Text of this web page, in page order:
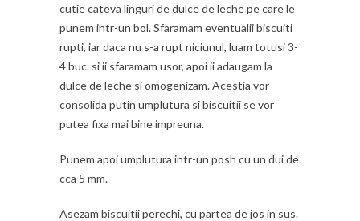
cutie cateva linguri de dulce de leche pe care le
punem intr-un bol. Sfaramam eventualii biscuiti
rupti, iar daca nu s-a rupt niciunul, luam totusi 3-
4 buc. si ii sfaramam usor, apoi ii adaugam la
dulce de leche si omogenizam. Acestia vor
consolida putin umplutura si biscuitii se vor
putea fixa mai bine impreuna.
Punem apoi umplutura intr-un posh cu un dui de
cca 5 mm.
Asezam biscuitii perechi, cu partea de jos in sus.